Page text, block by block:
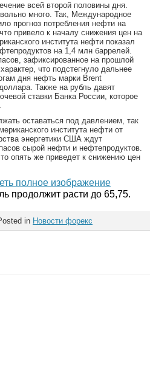
всей второй половины дня.
много. Так, Международное
прогноз потребления нефти на
привело к началу снижения цен на
института нефти показал
на 1,4 млн баррелей.
зафиксированное на прошлой
что подстегнуло дальнее
дня нефть марки Brent
Также на рубль давят
ставки Банка России, которое
оставаться под давлением, так
института нефти от
энергетики США ждут
сырой нефти и нефтепродуктов.
опять же приведет к снижению цен
полное изображение
продолжит расти до 65,75.
in Новости форекс